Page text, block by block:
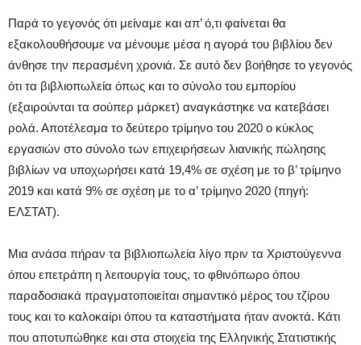
Παρά το γεγονός ότι μείναμε και απ’ ό,τι φαίνεται θα
εξακολουθήσουμε να μένουμε μέσα η αγορά του βιβλίου δεν
άνθησε την περασμένη χρονιά. Σε αυτό δεν βοήθησε το γεγονός
ότι τα βιβλιοπωλεία όπως και το σύνολο του εμπορίου
(εξαιρούνται τα σούπερ μάρκετ) αναγκάστηκε να κατεβάσει
ρολά. Αποτέλεσμα το δεύτερο τρίμηνο του 2020 ο κύκλος
εργασιών στο σύνολο των επιχειρήσεων λιανικής πώλησης
βιβλίων να υποχωρήσει κατά 19,4% σε σχέση με το β’ τρίμηνο
2019 και κατά 9% σε σχέση με το α’ τρίμηνο 2020 (πηγή:
ΕΛΣΤΑΤ).
Μια ανάσα πήραν τα βιβλιοπωλεία λίγο πριν τα Χριστούγεννα
όπου επετράπη η λειτουργία τους, το φθινόπωρο όπου
παραδοσιακά πραγματοποιείται σημαντικό μέρος του τζίρου
τους και το καλοκαίρι όπου τα καταστήματα ήταν ανοκτά. Κάτι
που αποτυπώθηκε και στα στοιχεία της Ελληνικής Στατιστικής